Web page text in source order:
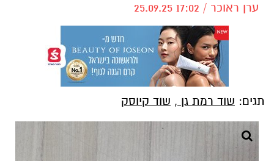
ערן ראוכר / 17:02 25.09.25
תגים: שוד רמת גן , שוד קיוסק